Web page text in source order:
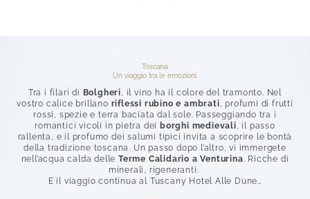
Toscana.
Un viaggio tra le emozioni.
Tra i filari di Bolgheri , il vino ha il colore del tramonto. Nel
vostro calice brillano riflessi rubino e ambrati , profumi di frutti
rossi, spezie e terra baciata dal sole. Passeggiando tra i
romantici vicoli in pietra dei borghi medievali , il passo
rallenta, e il profumo dei salumi tipici invita a scoprire le bontà
della tradizione toscana. Un passo dopo l’altro, vi immergete
nell’acqua calda delle Terme Calidario a Venturina . Ricche di
minerali, rigeneranti.
E il viaggio continua al Tuscany Hotel Alle Dune…